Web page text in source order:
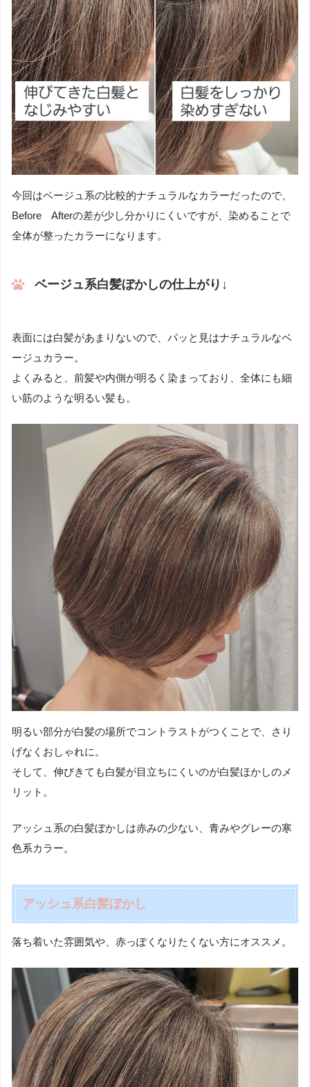
今回はベージュ系の比較的ナチュラルなカラーだったので、
Before Afterの差が少し分かりにくいですが、染めることで
全体が整ったカラーになります。
ベージュ系白髪ぼかしの仕上がり↓
表面には白髪があまりないので、パッと見はナチュラルなベ
ージュカラー。
よくみると、前髪や内側が明るく染まっており、全体にも細
い筋のような明るい髪も。
明るい部分が白髪の場所でコントラストがつくことで、さり
げなくおしゃれに。
そして、伸びきても白髪が目立ちにくいのが白髪ほかしのメ
リット。
アッシュ系の白髪ぼかしは赤みの少ない、青みやグレーの寒
色系カラー。
アッシュ系白髪ぼかし
落ち着いた雰囲気や、赤っぽくなりたくない方にオススメ。